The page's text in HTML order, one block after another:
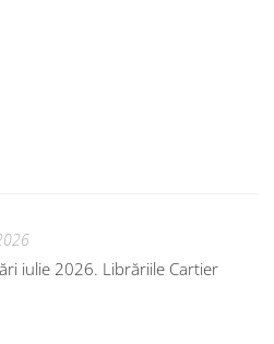
iulie 2026. Librăriile Cartier